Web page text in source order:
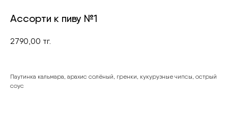
Ассорти к пиву №1
2790,00 тг.
Паутинка кальмара, арахис солёный, гренки, кукурузные чипсы, острый
соус